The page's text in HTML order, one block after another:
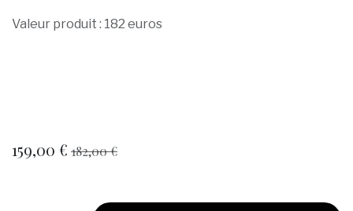
Valeur produit : 182 euros
159,00 € 182,00€